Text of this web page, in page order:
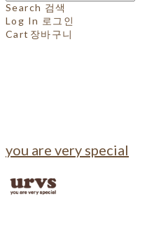
Search 검색
Log In 로그인
Cart 장바구니
you are very special